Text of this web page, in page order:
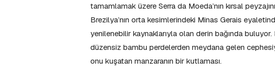
tamamlamak üzere Serra da Moeda’nın kırsal
Brezilya’nın orta kesimlerindeki Minas Gerais
yenilenebilir kaynaklarıyla olan derin bağında
düzensiz bambu perdelerden meydana gelen
onu kuşatan manzaranın bir kutlaması.